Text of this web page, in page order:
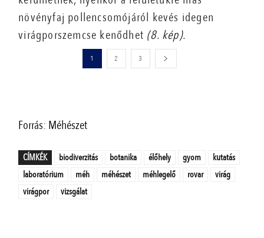
növényfaj pollencsomójáról kevés idegen
virágporszemcse kenődhet (8. kép).
1 2 3
Forrás: Méhészet
CÍMKÉK biodiverzitás botanika élőhely gyom
kutatás
laboratórium
méh méhészet méhlegelő rovar
virág
virágpor
vizsgálat